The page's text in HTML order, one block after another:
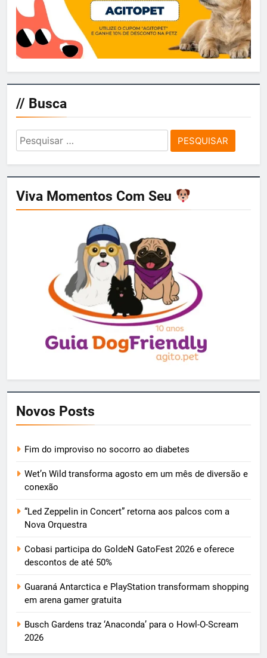
// Busca
Pesquisar
por:
Viva Momentos Com Seu
Novos Posts
Fim do improviso no socorro ao diabetes
Wet’n Wild transforma agosto em um mês de diversão e
conexão
“Led Zeppelin in Concert” retorna aos palcos com a
Nova Orquestra
Cobasi participa do GoldeN GatoFest 2026 e oferece
descontos de até 50%
Guaraná Antarctica e PlayStation transformam shopping
em arena gamer gratuita
Busch Gardens traz ‘Anaconda’ para o Howl-O-Scream
2026